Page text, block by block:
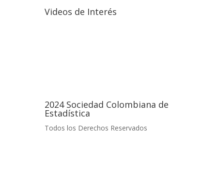
Videos de Interés
2024 Sociedad Colombiana de
Estadística
Todos los Derechos Reservados